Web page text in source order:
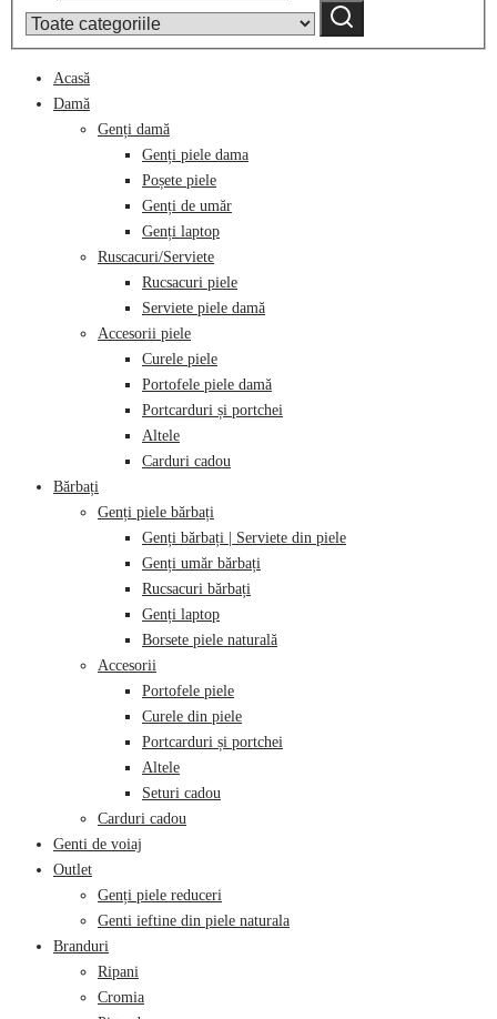
category:
Caută
Acasă
Damă
Genți damă
Genți piele dama
Poșete piele
Genți de umăr
Genți laptop
Ruscacuri/Serviete
Rucsacuri piele
Serviete piele damă
Accesorii piele
Curele piele
Portofele piele damă
Portcarduri și portchei
Altele
Carduri cadou
Bărbați
Genți piele bărbați
Genți bărbați | Serviete din piele
Genți umăr bărbați
Rucsacuri bărbați
Genți laptop
Borsete piele naturală
Accesorii
Portofele piele
Curele din piele
Portcarduri și portchei
Altele
Seturi cadou
Carduri cadou
Genti de voiaj
Outlet
Genți piele reduceri
Genti ieftine din piele naturala
Branduri
Ripani
Cromia